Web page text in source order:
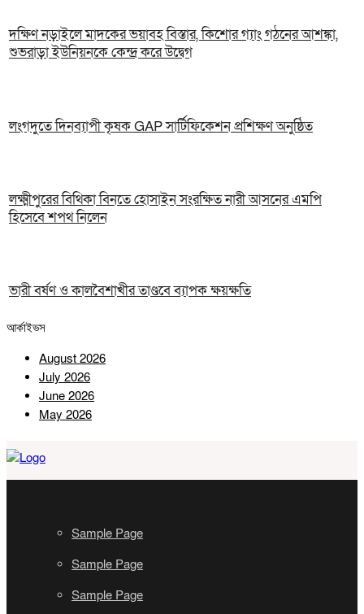
দক্ষিণ নড়াইলে মাদকের ভয়াবহ বিস্তার, কিশোর গ্যাং গঠনের আশঙ্কা,
শুভরাড়া ইউনিয়নকে কেন্দ্র করে উদ্বেগ
লংগদুতে দিনব্যাপী কৃষক GAP সার্টিফিকেশন প্রশিক্ষণ অনুষ্ঠিত
লক্ষ্মীপুরের বিথিকা বিনতে হোসাইন সংরক্ষিত নারী আসনের এমপি
হিসেবে শপথ নিলেন
ভারী বর্ষণ ও কালবৈশাখীর তাণ্ডবে ব্যাপক ক্ষয়ক্ষতি
আর্কাইভস
August 2026
July 2026
June 2026
May 2026
Sample Page
Sample Page
Sample Page